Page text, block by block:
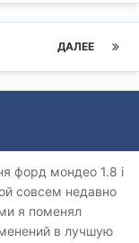
ДАЛЕЕ
форд мондео 1.8 i
совсем недавно
я поменял
в лучшую